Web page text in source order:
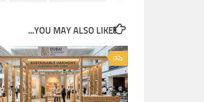
YOU MAY ALSO LIKE...
0